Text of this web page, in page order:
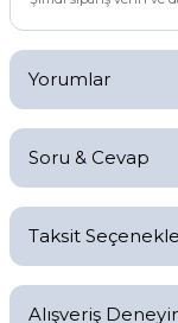
Yorumlar
Soru & Cevap
Taksit
Alışveriş